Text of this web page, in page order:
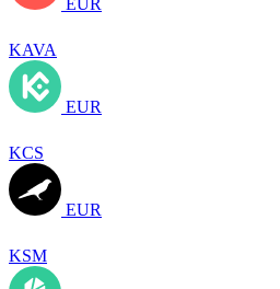
KAVA
EUR
KCS
EUR
KSM